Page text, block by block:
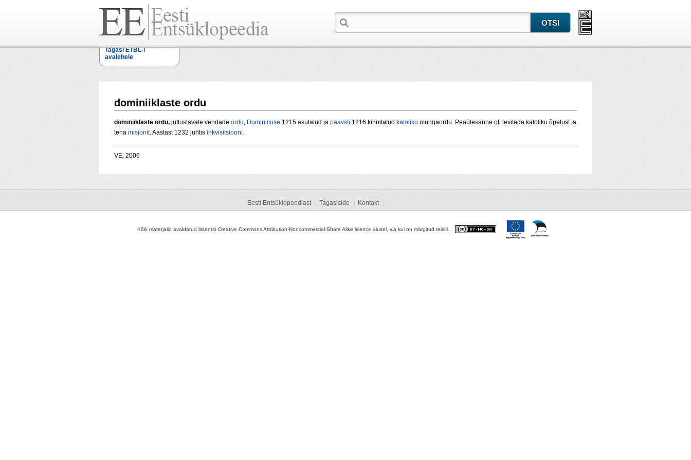
Tagasi ETBL-i
avalehele
dominiiklaste ordu
dominiiklaste ordu, jutlustavate vendade ordu, Dominicuse 1215 asutatud ja paavsti 1216 kinnitatud katoliku mungaordu. Peaülesanne oli levitada katoliku õpetust ja
teha misjonit. Aastast 1232 juhtis inkvisitsiooni.
VE, 2006
Eesti Entsüklopeediast Tagasiside Kontakt
Kõik materjalid avaldatud litsentsi Creative Commons Attribution-Noncommercial-Share Alike licence alusel, v.a kui on märgitud teisiti.